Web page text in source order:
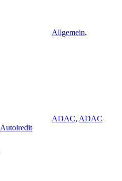
Allgemein,
ADAC, ADAC
Autolredit